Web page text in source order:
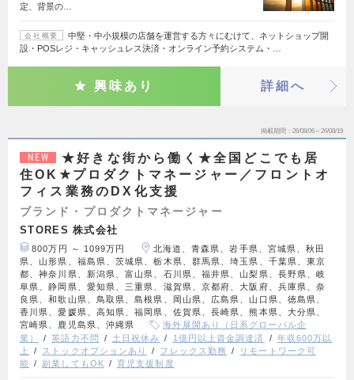
定、背景の…
会社概要
中堅・中小規模の店舗を運営する方々にむけて、ネットショップ開
設・POSレジ・キャッシュレス決済・オンライン予約システム・…
興味あり 詳細へ
掲載期間 26/08/06～26/08/19
NEW
★好きな街から働く★全国どこでも居
住OK★プロダクトマネージャー／フロントオ
フィス業務のDX化支援
ブランド・プロダクトマネージャー
STORES 株式会社
800万円 ～ 1099万円
北海道、青森県、岩手県、宮城県、秋田
県、山形県、福島県、茨城県、栃木県、群馬県、埼玉県、千葉県、東京
都、神奈川県、新潟県、富山県、石川県、福井県、山梨県、長野県、岐
阜県、静岡県、愛知県、三重県、滋賀県、京都府、大阪府、兵庫県、奈
良県、和歌山県、鳥取県、島根県、岡山県、広島県、山口県、徳島県、
香川県、愛媛県、高知県、福岡県、佐賀県、長崎県、熊本県、大分県、
宮崎県、鹿児島県、沖縄県
海外展開あり（日系グローバル企
業）
英語力不問 土日祝休み 1億円以上資金調達済
年収600万以
上
ストックオプションあり フレックス勤務
リモートワーク可
能
副業してもOK 育児支援制度